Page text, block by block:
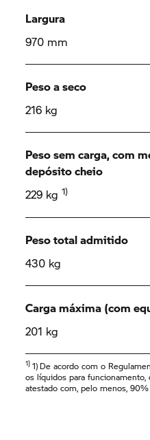
Largura
970 mm
Peso a seco
216 kg
Peso sem carga, com
depósito cheio
229 kg1)
Peso total admitido
430 kg
Carga máxima (com
201 kg
1)1) De acordo com o
os líquidos para
atestado com, pelo menos,